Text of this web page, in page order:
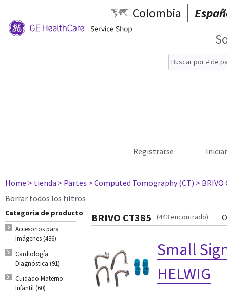
Colombia
Registrarse
Home > tienda > Partes > Computed Tomography (CT) > BRIVO
Borrar todos los filtros
Categoria de producto
Accesorios para
Imágenes (436)
Cardiología
Diagnóstica (91)
Cuidado Materno-
Infantil (60)
BRIVO CT385 (443 encontrado)
Small
HELWIG